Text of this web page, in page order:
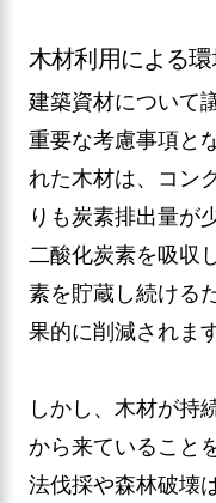
木材利用による
建築資材について
重要な考慮事項と
れた木材は、コン
りも炭素排出量が
二酸化炭素を吸収
素を貯蔵し続ける
果的に削減されます
しかし、木材が持
から来ていること
法伐採や森林破壊